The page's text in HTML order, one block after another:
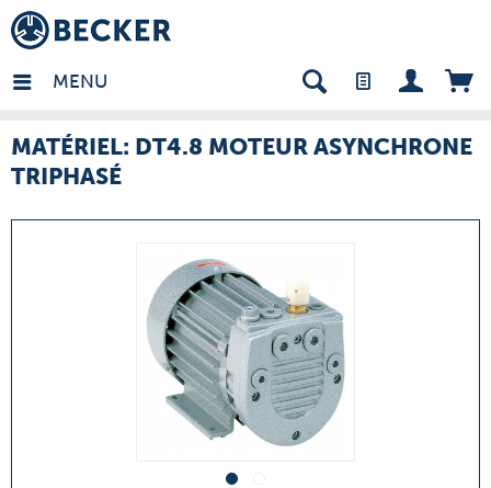
MENU
- FR
MATÉRIEL: DT4.8 MOTEUR ASYNCHRONE
TRIPHASÉ